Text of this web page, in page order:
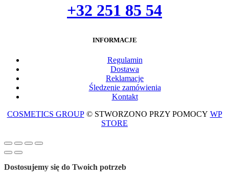
+32 251 85 54
INFORMACJE
Regulamin
Dostawa
Reklamacje
Śledzenie zamówienia
Kontakt
COSMETICS GROUP© STWORZONO PRZY POMOCY WP
STORE
Dostosujemy się do Twoich potrzeb